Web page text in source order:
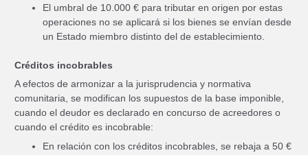
El umbral de 10.000 € para tributar en origen por estas
operaciones no se aplicará si los bienes se envían desde
un Estado miembro distinto del de establecimiento.
Créditos incobrables
A efectos de armonizar a la jurisprudencia y normativa
comunitaria, se modifican los supuestos de la base imponible,
cuando el deudor es declarado en concurso de acreedores o
cuando el crédito es incobrable:
En relación con los créditos incobrables, se rebaja a 50 €